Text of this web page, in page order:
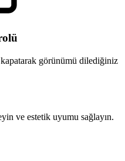
görünümü dilediğiniz
ve estetik uyumu sağlayın.